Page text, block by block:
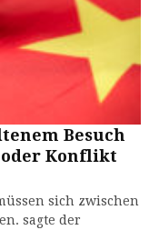
Besuch
Konflikt
sich zwischen
sagte der